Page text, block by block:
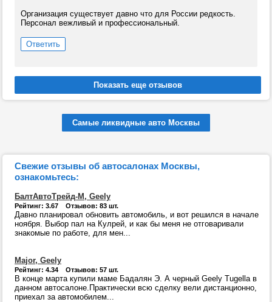
Организация существует давно что для России редкость.
Персонал вежливый и профессиональный.
Ответить
Самые ликвидные авто Москвы
Свежие отзывы об автосалонах Москвы,
ознакомьтесь:
БалтАвтоТрейд-М, Geely
Рейтинг: 3.67 Отзывов: 83 шт.
Давно планировал обновить автомобиль, и вот решился в начале
ноября. Выбор пал на Кулрей, и как бы меня не отговаривали
знакомые по работе, для мен...
Major, Geely
Рейтинг: 4.34 Отзывов: 57 шт.
В конце марта купили маме Бадалян Э. А черный Geely Tugella в
данном автосалоне.Практически всю сделку вели дистанционно,
приехал за автомобилем...